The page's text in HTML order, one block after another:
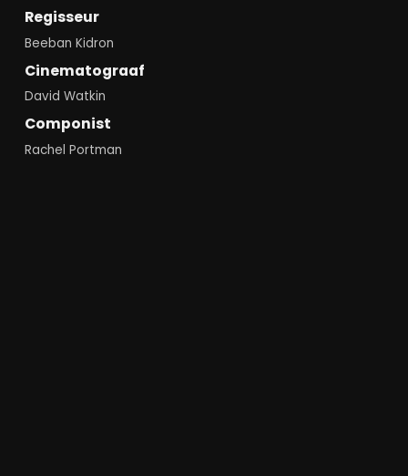
Regisseur
Beeban Kidron
Cinematograaf
David Watkin
Componist
Rachel Portman